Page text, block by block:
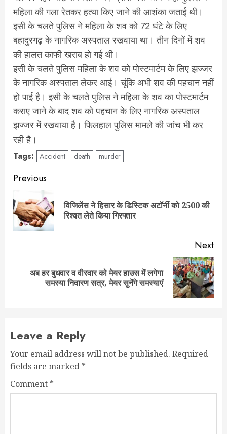
महिला की गला रेतकर हत्या किए जाने की आशंका जताई थी।
इसी के चलते पुलिस ने महिला के शव को 72 घंटे के लिए
बहादुरगढ़ के नागरिक अस्पताल रखवाया था। तीन दिनों में शव
की हालत काफी खराब हो गई थी।
इसी के चलते पुलिस महिला के शव को पोस्टमार्टम के लिए झज्जर
के नागरिक अस्पताल लेकर आई। चूंकि अभी शव की पहचान नहीं
हो पाई है। इसी के चलते पुलिस ने महिला के शव का पोस्टमार्टम
कराए जाने के बाद शव को पहचान के लिए नागरिक अस्पताल
झज्जर में रखवाया है। फिलहाल पुलिस मामले की जांच भी कर
रही है।
Tags: Accident death murder
Post
navigation
Previous
विजिलेंस ने हिसार के डिस्टिक अटॉर्नी को 2500 की
रिश्वत लेते किया गिरफ्तार
Next
Nextअब हर बुधवार व वीरवार को मेयर हाउस में लगेगा
समस्या निवारण सत्र, मेयर सुनेंगे समस्याएं
Leave a Reply
Your email address will not be published. Required
fields are marked *
Comment *